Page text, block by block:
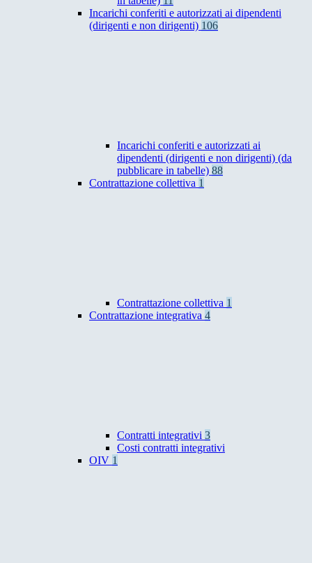
Incarichi conferiti e autorizzati ai dipendenti
(dirigenti e non dirigenti) 106
Incarichi conferiti e autorizzati ai
dipendenti (dirigenti e non dirigenti) (da
pubblicare in tabelle) 88
Contrattazione collettiva 1
Contrattazione collettiva 1
Contrattazione integrativa 4
Contratti integrativi 3
Costi contratti integrativi
OIV 1